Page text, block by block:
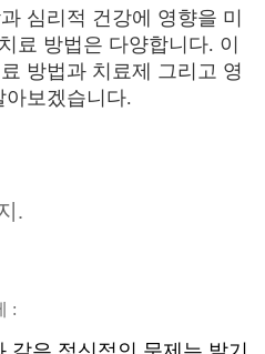
심리적 건강에 영향을 미
료 방법은 다양합니다. 이
방법과 치료제 그리고 영
보겠습니다.
.
: